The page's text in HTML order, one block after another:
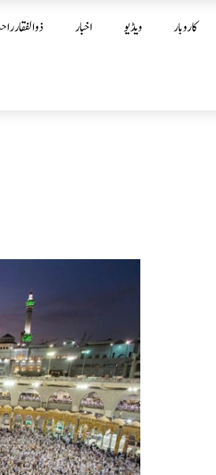
ذوالفقار اخبار ویڈیو کاروبار